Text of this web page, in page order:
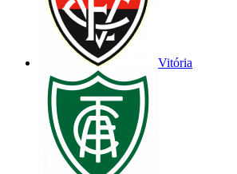
Vitória